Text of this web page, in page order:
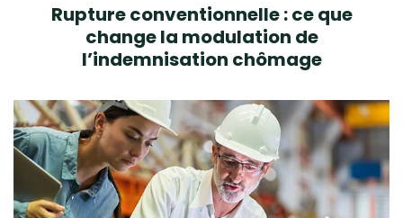
Rupture conventionnelle : ce que
change la modulation de
l’indemnisation chômage